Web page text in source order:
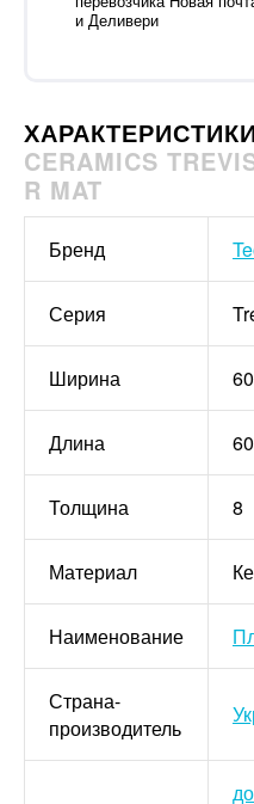
и Деливери
ХАРАКТЕРИСТИКИ
CERAMICS
R MAT
Бренд
Серия
Ширина
Длина
Толщина 8
Материал
Наименование
Страна-
производитель